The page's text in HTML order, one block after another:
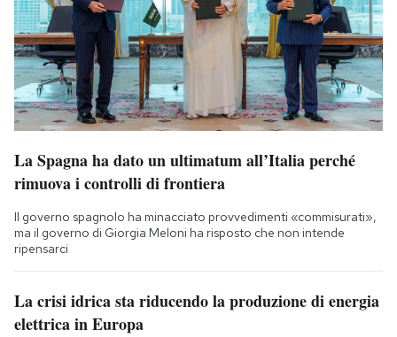
La Spagna ha dato un ultimatum all’Italia perché
rimuova i controlli di frontiera
Il governo spagnolo ha minacciato provvedimenti «commisurati»,
ma il governo di Giorgia Meloni ha risposto che non intende
ripensarci
La crisi idrica sta riducendo la produzione di energia
elettrica in Europa